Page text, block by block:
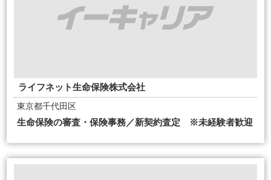
ライフネット生命保険株式会社
東京都千代田区
生命保険の審査・保険事務／新契約査定 ※未経験者歓迎